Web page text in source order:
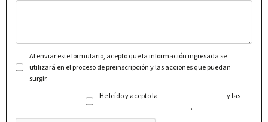
Al enviar este formulario, acepto que la información ingresada se
utilizará en el proceso de preinscripción y las acciones que puedan
surgir.
He leído y acepto la
y las
.